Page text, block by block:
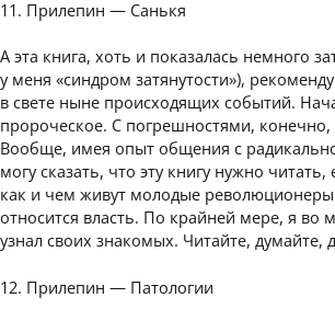
11. Прилепин — Санькя
А эта книга, хоть и показалась немного
у меня «синдром затянутости»),
в свете ныне происходящих событий.
пророческое. С погрешностями,
Вообще, имея опыт общения с
могу сказать, что эту книгу нужно читать,
как и чем живут молодые
относится власть. По крайней мере, я во
узнал своих знакомых. Читайте, думайте,
12. Прилепин — Патологии